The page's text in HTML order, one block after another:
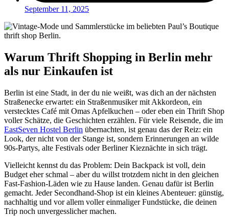
September 11, 2025
Warum Thrift Shopping in Berlin mehr
als nur Einkaufen ist
Berlin ist eine Stadt, in der du nie weißt, was dich an der nächsten
Straßenecke erwartet: ein Straßenmusiker mit Akkordeon, ein
verstecktes Café mit Omas Apfelkuchen – oder eben ein Thrift Shop
voller Schätze, die Geschichten erzählen. Für viele Reisende, die im
EastSeven Hostel Berlin übernachten, ist genau das der Reiz: ein
Look, der nicht von der Stange ist, sondern Erinnerungen an wilde
90s-Partys, alte Festivals oder Berliner Kieznächte in sich trägt.
Vielleicht kennst du das Problem: Dein Backpack ist voll, dein
Budget eher schmal – aber du willst trotzdem nicht in den gleichen
Fast-Fashion-Läden wie zu Hause landen. Genau dafür ist Berlin
gemacht. Jeder Secondhand-Shop ist ein kleines Abenteuer: günstig,
nachhaltig und vor allem voller einmaliger Fundstücke, die deinen
Trip noch unvergesslicher machen.